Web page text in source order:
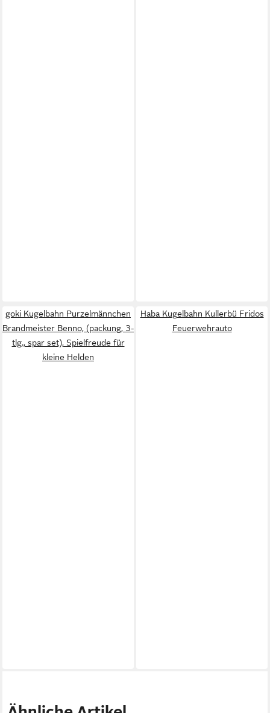
goki Kugelbahn Purzelmännchen
Brandmeister Benno, (packung, 3-
tlg., spar set), Spielfreude für
kleine Helden
Haba Kugelbahn Kullerbü Fridos
Feuerwehrauto